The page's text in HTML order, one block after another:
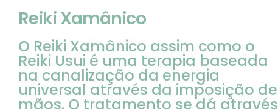
Reiki Xamânico
O Reiki Xamânico assim como o
Reiki Usui é uma terapia baseada
na canalização da energia
universal através da imposição de
mãos. O tratamento se dá através